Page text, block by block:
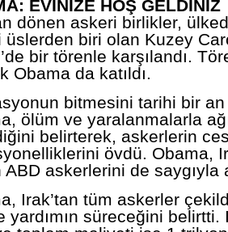
EVİNİZE HOŞ GELDİNİZ
dönen askeri birlikler,
üslerden biri olan Kuzey
bir törenle karşılandı.
Obama da katıldı.
bitmesini tarihi bir
ölüm ve yaralanmalarla
belirterek, askerlerin
övdü. Obama,
ABD askerlerini de saygıyla
Irak’tan tüm askerler
yardımın süreceğini belirtti.